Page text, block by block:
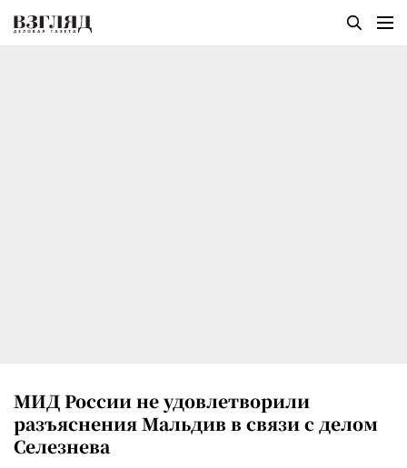
МИД России не удовлетворили
разъяснения Мальдив в связи с делом
Селезнева